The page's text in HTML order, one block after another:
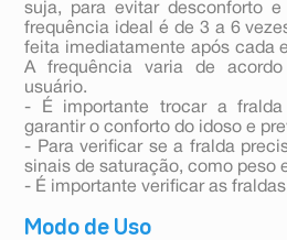
suja, para evitar desconforto
frequência ideal é de 3 a 6
feita imediatamente após cada
A frequência varia de
usuário.
- É importante trocar a
garantir o conforto do idoso e
- Para verificar se a fralda
sinais de saturação, como peso
- É importante verificar as
Modo de Uso